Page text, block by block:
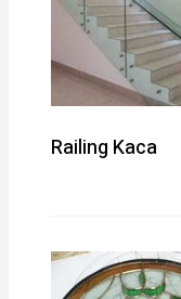
Railing Kaca